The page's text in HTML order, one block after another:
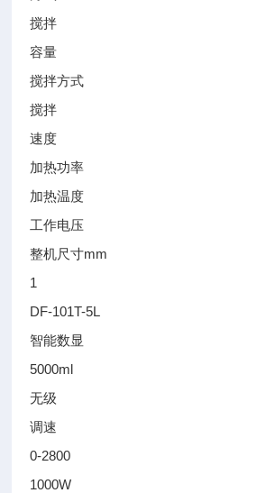
搅拌
容量
搅拌方式
搅拌
速度
加热功率
加热温度
工作电压
整机尺寸mm
1
DF-101T-5L
智能数显
5000ml
无级
调速
0-2800
1000W